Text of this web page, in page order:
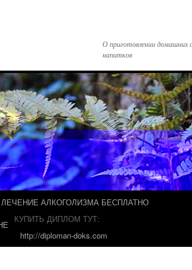
О приготовлении домашних
напитков
ЛЕЧЕНИЕ АЛКОГОЛИЗМА БЕСПЛАТНО
КУПИТЬ ДИПЛОМ ТУТ:
http://diploman-doks.com